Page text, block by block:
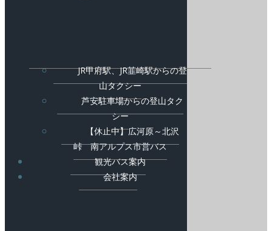
JR甲府駅、JR韮崎駅からの登
山タクシー
芦安駐車場からの登山タク
シー
【休止中】広河原～北沢
峠 南アルプス市営バス
観光バス案内
会社案内